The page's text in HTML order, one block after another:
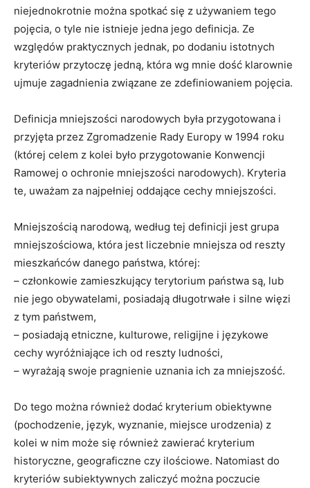
niejednokrotnie można spotkać się z używaniem tego
pojęcia, o tyle nie istnieje jedna jego definicja. Ze
względów praktycznych jednak, po dodaniu istotnych
kryteriów przytoczę jedną, która wg mnie dość klarownie
ujmuje zagadnienia związane ze zdefiniowaniem pojęcia.
Definicja mniejszości narodowych była przygotowana i
przyjęta przez Zgromadzenie Rady Europy w 1994 roku
(której celem z kolei było przygotowanie Konwencji
Ramowej o ochronie mniejszości narodowych). Kryteria
te, uważam za najpełniej oddające cechy mniejszości.
Mniejszością narodową, według tej definicji jest grupa
mniejszościowa, która jest liczebnie mniejsza od reszty
mieszkańców danego państwa, której:
– członkowie zamieszkujący terytorium państwa są, lub
nie jego obywatelami, posiadają długotrwałe i silne więzi
z tym państwem,
– posiadają etniczne, kulturowe, religijne i językowe
cechy wyróżniające ich od reszty ludności,
– wyrażają swoje pragnienie uznania ich za mniejszość.
Do tego można również dodać kryterium obiektywne
(pochodzenie, język, wyznanie, miejsce urodzenia) z
kolei w nim może się również zawierać kryterium
historyczne, geograficzne czy ilościowe. Natomiast do
kryteriów subiektywnych zaliczyć można poczucie